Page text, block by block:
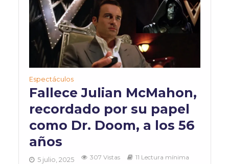
Espectáculos
Fallece Julian McMahon,
recordado por su papel
como Dr. Doom, a los 56
años
5 julio, 2025 307 Vistas 11 Lectura mínima